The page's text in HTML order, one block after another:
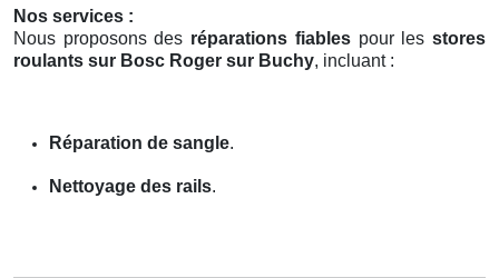
Nos services :
Nous proposons des réparations fiablespour lesstores
roulants sur Bosc Roger sur Buchy, incluant :
Réparation de sangle.
Nettoyage des rails.